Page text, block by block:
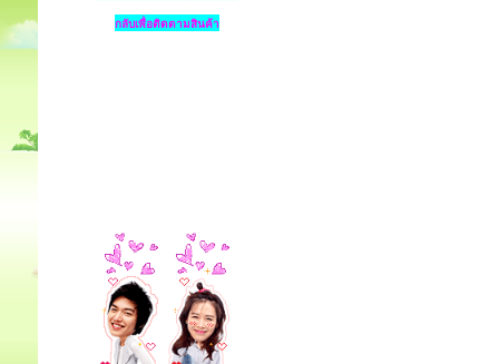
กลับเพื่อติดตามสินค้า